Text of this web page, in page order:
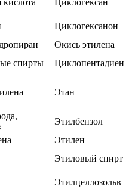
кислота
Циклогексан
Циклогексанон
Окись этилена
спирты
Циклопентадиен
Этан
Этилбензол
Этилен
Этиловый спирт
Этилцеллозольв